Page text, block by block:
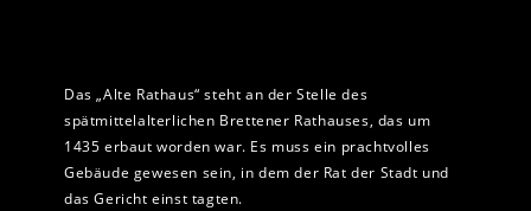
Das „Alte Rathaus“ steht an der Stelle des
spätmittelalterlichen Brettener Rathauses, das um
1435 erbaut worden war. Es muss ein prachtvolles
Gebäude gewesen sein, in dem der Rat der Stadt und
das Gericht einst tagten.